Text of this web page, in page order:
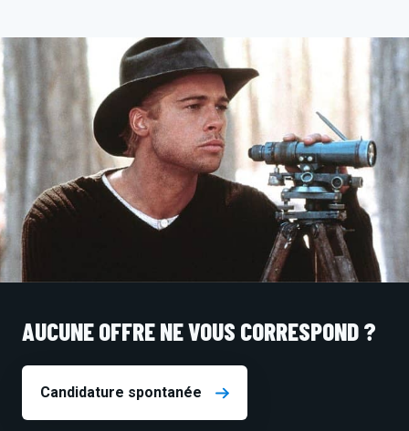
AUCUNE OFFRE NE VOUS CORRESPOND ?
Candidature spontanée